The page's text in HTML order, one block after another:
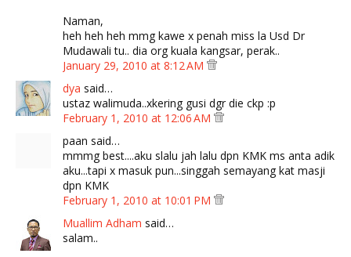
Naman,
heh heh heh mmg kawe x penah miss la Usd Dr
Mudawali tu.. dia org kuala kangsar, perak..
January 29, 2010 at 8:12 AM
dya said…
ustaz walimuda..xkering gusi dgr die ckp :p
February 1, 2010 at 12:06 AM
paan said…
mmmg best....aku slalu jah lalu dpn KMK ms anta adik
aku...tapi x masuk pun...singgah semayang kat masji
dpn KMK
February 1, 2010 at 10:01 PM
Muallim Adham said…
salam..